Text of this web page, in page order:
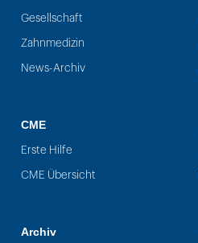
Gesellschaft
Zahnmedizin
News-Archiv
CME
Erste Hilfe
CME Übersicht
Archiv